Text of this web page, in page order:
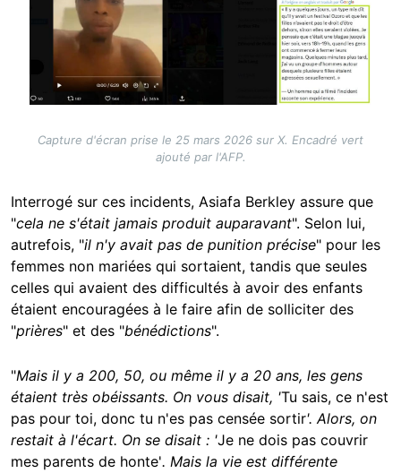
Capture d'écran prise le 25 mars 2026 sur X. Encadré vert
ajouté par l'AFP.
Interrogé sur ces incidents, Asiafa Berkley assure que
"cela ne s'était jamais produit auparavant". Selon lui,
autrefois, "il n'y avait pas de punition précise" pour les
femmes non mariées qui sortaient, tandis que seules
celles qui avaient des difficultés à avoir des enfants
étaient encouragées à le faire afin de solliciter des
"prières" et des "bénédictions".
"Mais il y a 200, 50, ou même il y a 20 ans, les gens
étaient très obéissants. On vous disait, 'Tu sais, ce n'est
pas pour toi, donc tu n'es pas censée sortir'. Alors, on
restait à l'écart. On se disait : 'Je ne dois pas couvrir
mes parents de honte'. Mais la vie est différente